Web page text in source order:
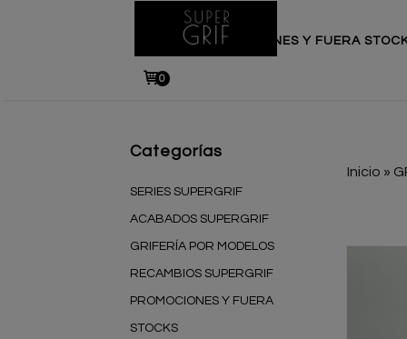
PROMOCIONES Y FUERA
0
Categorías
SERIES SUPERGRIF
ACABADOS SUPERGRIF
GRIFERÍA POR MODELOS
RECAMBIOS SUPERGRIF
PROMOCIONES Y FUERA
STOCKS
Inicio »